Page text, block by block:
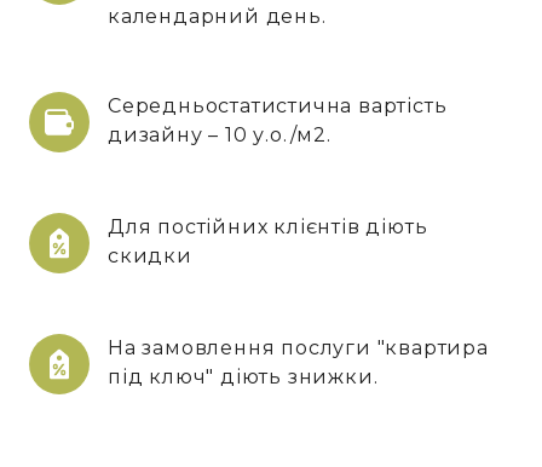
календарний день.
Середньостатистична вартість
дизайну – 10 у.о./м2.
Для постійних клієнтів діють
скидки
На замовлення послуги "квартира
під ключ" діють знижки.